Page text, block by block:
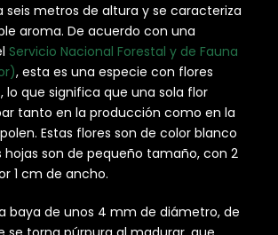
seis metros de altura y se caracteriza
aroma. De acuerdo con una
Servicio Nacional Forestal y de Fauna
, esta es una especie con flores
lo que significa que una sola flor
tanto en la producción como en la
Estas flores son de color blanco
hojas son de pequeño tamaño, con 2
1 cm de ancho.
baya de unos 4 mm de diámetro, de